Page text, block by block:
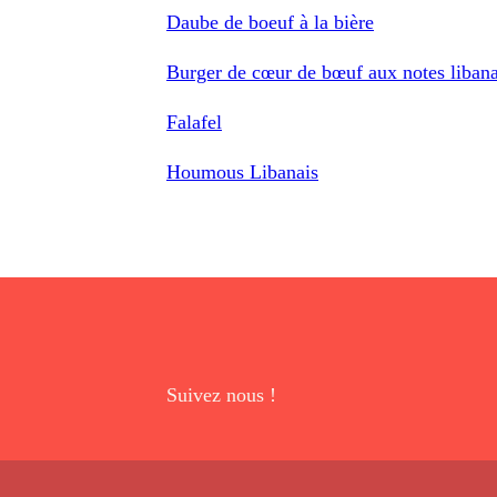
Daube de boeuf à la bière
Burger de cœur de bœuf aux notes
Falafel
Houmous Libanais
Suivez nous !